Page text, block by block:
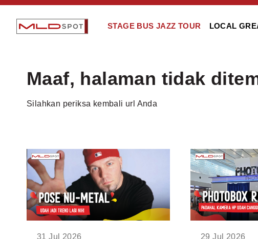
STAGE BUS JAZZ TOUR LOCAL
Maaf, halaman tidak
Silahkan periksa kembali url Anda
31 Jul 2026 29 Jul 2026